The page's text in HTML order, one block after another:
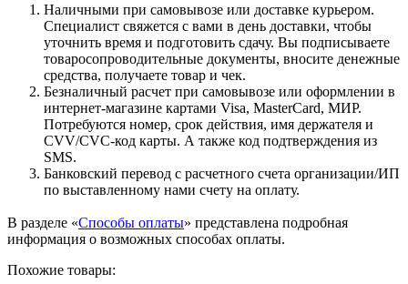
Наличными при самовывозе или доставке курьером.
Специалист свяжется с вами в день доставки, чтобы
уточнить время и подготовить сдачу. Вы подписываете
товаросопроводительные документы, вносите денежные
средства, получаете товар и чек.
Безналичный расчет при самовывозе или оформлении в
интернет-магазине картами Visa, MasterCard, МИР.
Потребуются номер, срок действия, имя держателя и
CVV/CVC-код карты. А также код подтверждения из
SMS.
Банковский перевод с расчетного счета организации/ИП
по выставленному нами счету на оплату.
В разделе «Способы оплаты» представлена подробная
информация о возможных способах оплаты.
Похожие товары: